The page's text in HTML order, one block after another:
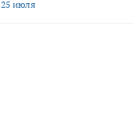
25 июля